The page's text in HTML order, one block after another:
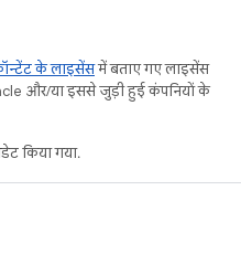
के लाइसेंसमें बताए गए लाइसेंस
और/या इससे जुड़ी हुई कंपनियों के
किया गया.